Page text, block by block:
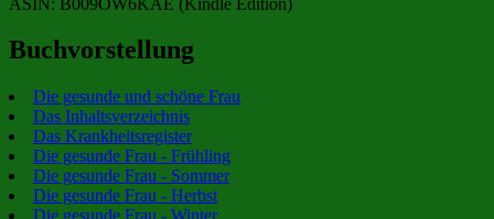
Buchvorstellung
Die gesunde und schöne Frau
Das Inhaltsverzeichnis
Das Krankheitsregister
Die gesunde Frau - Frühling
Die gesunde Frau - Sommer
Die gesunde Frau - Herbst